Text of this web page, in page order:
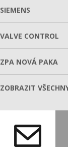
SIEMENS
VALVE CONTROL
ZPA NOVÁ PAKA
ZOBRAZIT